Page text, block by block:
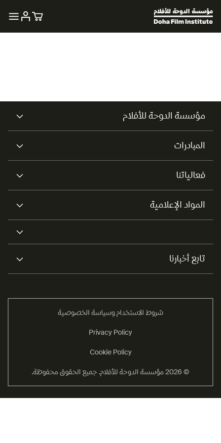
المتحدثون: جاسم النبهان، فالح فايز
مؤسسة الدوحة للأفلام
المبادرات
فعالياتنا
المواد الإعلامية
تابع أخبارنا
شروط الاستخدام وسياسة الخصوصية
Privacy Policy
Cookie Policy
© 2026 مؤسسة الدوحة للأفلام. جميع الحقوق محفوظة.